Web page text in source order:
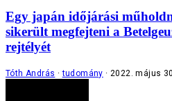
Egy japán időjárási
sikerült megfejteni a
rejtélyét
Tóth András tudomány 2022. május